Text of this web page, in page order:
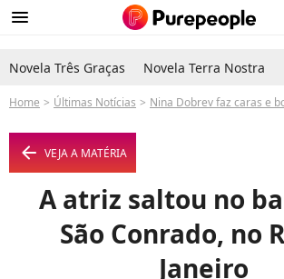
menu
Novela Três Graças Novela Terra Nostra
Home Últimas Notícias Nina Dobrev faz caras e bocas ao pular de
arrow_left VEJA A MATÉRIA
A atriz saltou no
São Conrado, no
Janeiro